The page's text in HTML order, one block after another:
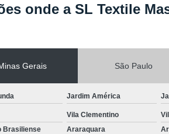
onde a SL Textile
Gerais São Paulo
Jardim América
Vila Clementino
Brasiliense
Araraquara